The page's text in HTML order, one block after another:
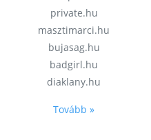
private.hu
masztimarci.hu
bujasag.hu
badgirl.hu
diaklany.hu
Tovább »